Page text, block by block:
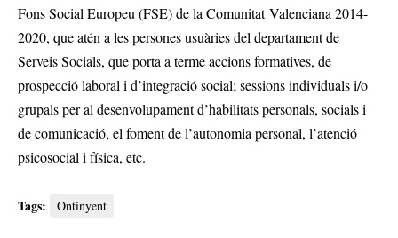
Fons Social Europeu (FSE) de la Comunitat Valenciana 2014-
2020, que atén a les persones usuàries del departament de
Serveis Socials, que porta a terme accions formatives, de
prospecció laboral i d’integració social; sessions individuals i/o
grupals per al desenvolupament d’habilitats personals, socials i
de comunicació, el foment de l’autonomia personal, l’atenció
psicosocial i física, etc.
Tags: Ontinyent